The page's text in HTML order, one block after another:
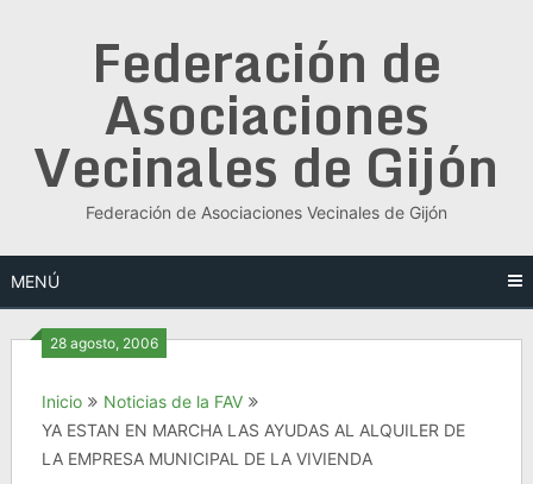
Federación de
Asociaciones
Vecinales de Gijón
Federación de Asociaciones Vecinales de Gijón
MENÚ
28 agosto, 2006
Inicio
Noticias de la FAV
YA ESTAN EN MARCHA LAS AYUDAS AL ALQUILER DE
LA EMPRESA MUNICIPAL DE LA VIVIENDA